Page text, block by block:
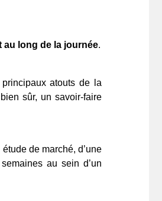
long de la journée.
atouts de la
sûr, un savoir-faire
de marché, d’une
au sein d’un